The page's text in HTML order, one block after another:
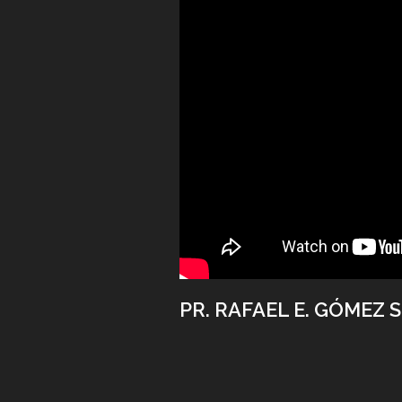
PR. RAFAEL E. GÓMEZ